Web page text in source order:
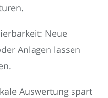
Neue
Anlagen lassen
Auswertung spart